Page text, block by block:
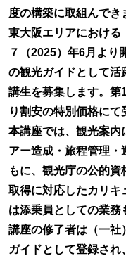
度の構築に取組んで
東大阪エリアにおける
７（2025）年6月より
の観光ガイドとして活
講生を募集します。第
り割安の特別価格にて
本講座では、観光案内
アー造成・旅程管理・
もに、観光庁の公的
取得に対応したカリキ
は添乗員としての業務
講座の修了者は（一社
ガイドとして登録され